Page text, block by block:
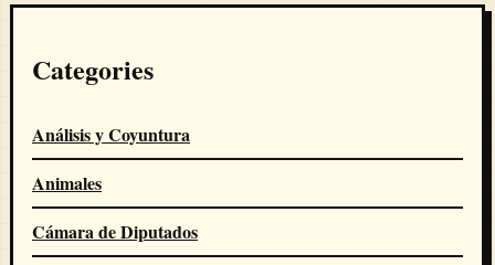
Categories
Análisis y Coyuntura
Animales
Cámara de Diputados